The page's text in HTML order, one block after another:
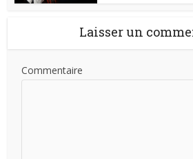
Laisser un
Commentaire